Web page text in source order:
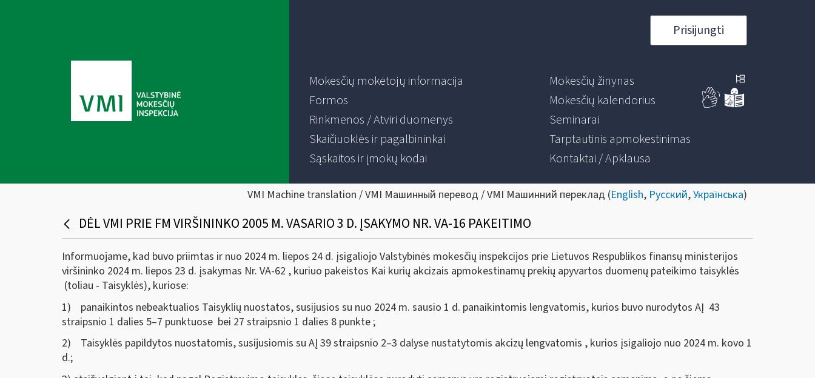
Prisijungti
Mokesčių mokėtojų informacija
Formos
Rinkmenos / Atviri duomenys
Skaičiuoklės ir pagalbininkai
Sąskaitos ir įmokų kodai
Mokesčių žinynas
Mokesčių kalendorius
Seminarai
Tarptautinis apmokestinimas
Kontaktai / Apklausa
VMI Machine translation / VMI Машинный перевод / VMI Машинний переклад (English, Русский,Українська)
DĖL VMI PRIE FM VIRŠININKO 2005 M. VASARIO 3 D. ĮSAKYMO NR. VA-16 PAKEITIMO
Informuojame, kad buvo priimtas ir nuo 2024 m. liepos 24 d. įsigaliojo Valstybinės mokesčių inspekcijos prie Lietuvos Respublikos finansų ministerijos
viršininko 2024 m. liepos 23 d. įsakymas Nr. VA-62 , kuriuo pakeistos Kai kurių akcizais apmokestinamų prekių apyvartos duomenų pateikimo taisyklės
(toliau - Taisyklės), kuriose:
1) panaikintos nebeaktualios Taisyklių nuostatos, susijusios su nuo 2024 m. sausio 1 d. panaikintomis lengvatomis, kurios buvo nurodytos AĮ 43
straipsnio 1 dalies 5–7 punktuose bei 27 straipsnio 1 dalies 8 punkte ;
2) Taisyklės papildytos nuostatomis, susijusiomis su AĮ 39 straipsnio 2–3 dalyse nustatytomis akcizų lengvatomis , kurios įsigaliojo nuo 2024 m. kovo 1
d.;